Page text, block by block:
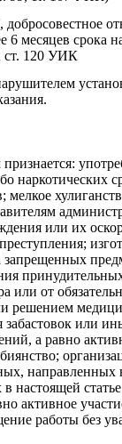
добросовестное
6 месяцев срока
ст. 120 УИК
наркотических
или их
запрещенных
или от
решением
забастовок или
а равно
направленных
настоящей статье
активное
работы без